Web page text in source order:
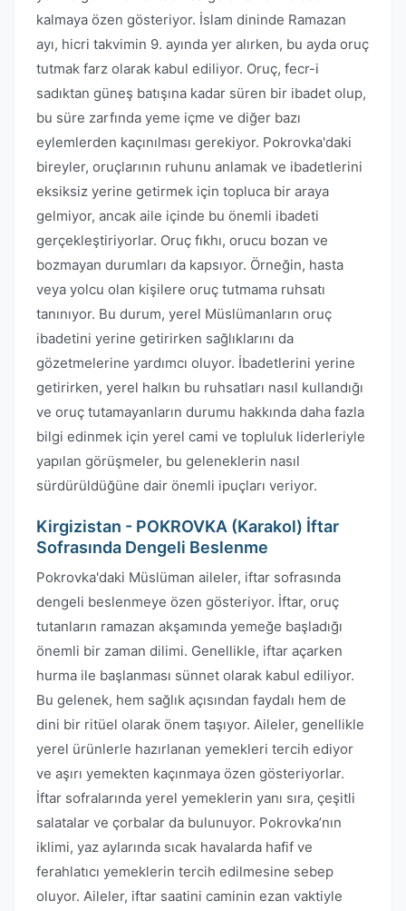
kalmaya özen gösteriyor. İslam dininde Ramazan
ayı, hicri takvimin 9. ayında yer alırken, bu ayda oruç
tutmak farz olarak kabul ediliyor. Oruç, fecr-i
sadıktan güneş batışına kadar süren bir ibadet olup,
bu süre zarfında yeme içme ve diğer bazı
eylemlerden kaçınılması gerekiyor. Pokrovka'daki
bireyler, oruçlarının ruhunu anlamak ve ibadetlerini
eksiksiz yerine getirmek için topluca bir araya
gelmiyor, ancak aile içinde bu önemli ibadeti
gerçekleştiriyorlar. Oruç fıkhı, orucu bozan ve
bozmayan durumları da kapsıyor. Örneğin, hasta
veya yolcu olan kişilere oruç tutmama ruhsatı
tanınıyor. Bu durum, yerel Müslümanların oruç
ibadetini yerine getirirken sağlıklarını da
gözetmelerine yardımcı oluyor. İbadetlerini yerine
getirirken, yerel halkın bu ruhsatları nasıl kullandığı
ve oruç tutamayanların durumu hakkında daha fazla
bilgi edinmek için yerel cami ve topluluk liderleriyle
yapılan görüşmeler, bu geleneklerin nasıl
sürdürüldüğüne dair önemli ipuçları veriyor.
Kirgizistan - POKROVKA (Karakol) İftar
Sofrasında Dengeli Beslenme
Pokrovka'daki Müslüman aileler, iftar sofrasında
dengeli beslenmeye özen gösteriyor. İftar, oruç
tutanların ramazan akşamında yemeğe başladığı
önemli bir zaman dilimi. Genellikle, iftar açarken
hurma ile başlanması sünnet olarak kabul ediliyor.
Bu gelenek, hem sağlık açısından faydalı hem de
dini bir ritüel olarak önem taşıyor. Aileler, genellikle
yerel ürünlerle hazırlanan yemekleri tercih ediyor
ve aşırı yemekten kaçınmaya özen gösteriyorlar.
İftar sofralarında yerel yemeklerin yanı sıra, çeşitli
salatalar ve çorbalar da bulunuyor. Pokrovka’nın
iklimi, yaz aylarında sıcak havalarda hafif ve
ferahlatıcı yemeklerin tercih edilmesine sebep
oluyor. Aileler, iftar saatini caminin ezan vaktiyle